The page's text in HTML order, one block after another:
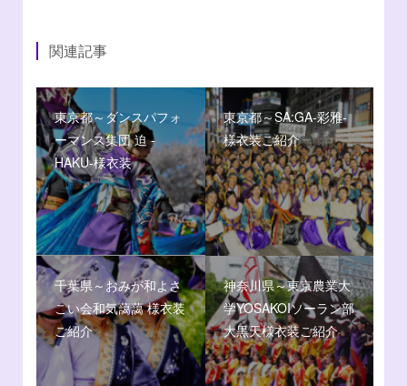
関連記事
東京都～ダンスパフォ
ーマンス集団 迫 -
HAKU-様衣装
東京都～SA:GA-彩雅-
様衣装ご紹介
千葉県～おみが和よさ
こい会和気藹藹 様衣装
ご紹介
神奈川県～東京農業大
学YOSAKOIソーラン部
大黒天様衣装ご紹介